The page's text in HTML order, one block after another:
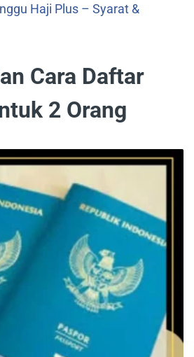
Haji Plus – Syarat &
Cara Daftar
2 Orang